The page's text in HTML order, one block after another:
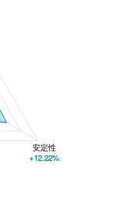
安定性
+12.22%